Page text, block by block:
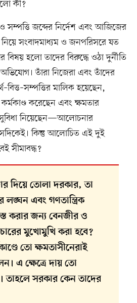
কী?
সম্পত্তি জব্দের নির্দেশ এবং আজিজের
নিয়ে সংবাদমাধ্যম ও জনপরিসরে যত
হলো তাদের বিরুদ্ধে ওঠা দুর্নীতি
তাঁরা নিজেরা এবং তাঁদের
মালিক হয়েছেন,
করেছেন এবং ক্ষমতার
নিয়েছেন—আলোচনার
সেদিকেই। কিন্তু আলোচিত এই দুই
সীমাবদ্ধ?
দিয়ে তোলা দরকার, তা
লঙ্ঘন এবং গণতান্ত্রিক
করার জন্য বেনজীর ও
মুখোমুখি করা হবে?
তো ক্ষমতাসীনেরাই
এ ক্ষেত্রে দায় তো
তাহলে সরকার কেন তাদের